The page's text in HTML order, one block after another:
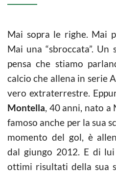
Mai sopra le righe. Mai
Mai una “sbroccata”. Un
pensa che stiamo
calcio che allena in serie
vero extraterrestre.
Montella, 40 anni, nato a
famoso anche per la sua
momento del gol, è
dal giungo 2012. E di
ottimi risultati della sua